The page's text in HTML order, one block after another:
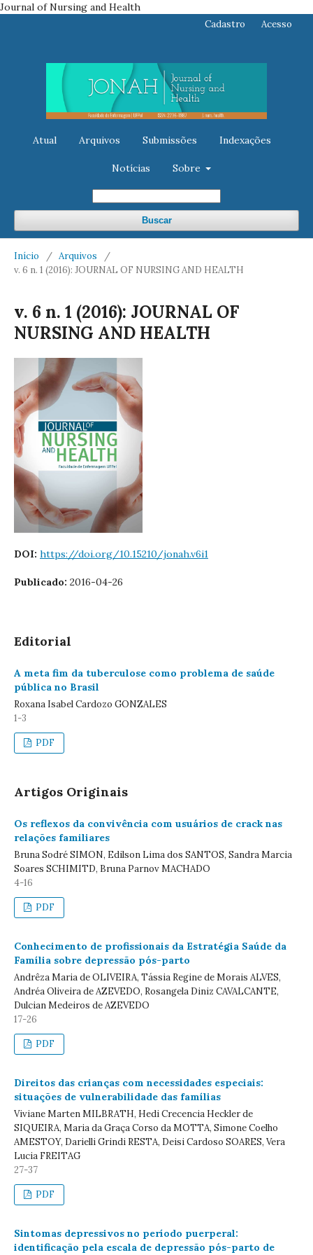
Journal of Nursing and Health
Atual Arquivos Submissões Indexações
Notícias Sobre
Buscar
Cadastro Acesso
Início / Arquivos
/
v. 6 n. 1 (2016): JOURNAL OF NURSING AND HEALTH
v. 6 n. 1 (2016): JOURNAL OF
NURSING AND HEALTH
DOI: https://doi.org/10.15210/jonah.v6i1
Publicado: 2016-04-26
Editorial
A meta fim da tuberculose como problema de saúde
pública no Brasil
Roxana Isabel Cardozo GONZALES
1-3
PDF
Artigos Originais
Os reflexos da convivência com usuários de crack nas
relações familiares
Bruna Sodré SIMON, Edilson Lima dos SANTOS, Sandra Marcia
Soares SCHIMITD, Bruna Parnov MACHADO
4-16
PDF
Conhecimento de profissionais da Estratégia Saúde da
Família sobre depressão pós-parto
Andrêza Maria de OLIVEIRA, Tássia Regine de Morais ALVES,
Andréa Oliveira de AZEVEDO, Rosangela Diniz CAVALCANTE,
Dulcian Medeiros de AZEVEDO
17-26
PDF
Direitos das crianças com necessidades especiais:
situações de vulnerabilidade das famílias
Viviane Marten MILBRATH, Hedi Crecencia Heckler de
SIQUEIRA, Maria da Graça Corso da MOTTA, Simone Coelho
AMESTOY, Darielli Grindi RESTA, Deisi Cardoso SOARES, Vera
Lucia FREITAG
27-37
PDF
Sintomas depressivos no período puerperal:
identificação pela escala de depressão pós-parto de